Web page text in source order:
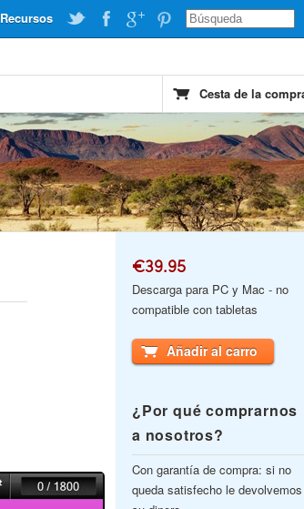
Recursos
Cesta de la
€39.95
Descarga para PC y Mac - no
compatible con tabletas
Añadir al carro
¿Por qué comprarnos
a nosotros?
Con garantía de compra: si no
queda satisfecho le devolvemos